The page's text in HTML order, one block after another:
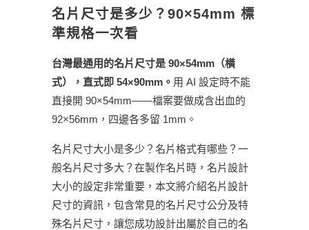
名片尺寸是多少？90×54mm 標
準規格一次看
台灣最通用的名片尺寸是 90×54mm（橫
式），直式即 54×90mm。 用 AI 設定時不能
直接開 90×54mm——檔案要做成含出血的
92×56mm，四邊各多留 1mm。
名片尺寸大小是多少？名片格式有哪些？一
般名片尺寸多大？在製作名片時，名片設計
大小的設定非常重要，本文將介紹名片設計
尺寸的資訊，包含常見的名片尺寸公分及特
殊名片尺寸，讓您成功設計出屬於自己的名